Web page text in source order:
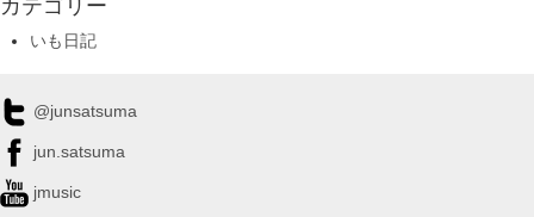
カテゴリー
いも日記
@junsatsuma
jun.satsuma
jmusic